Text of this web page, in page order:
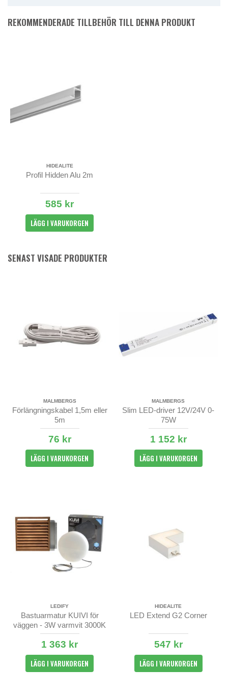
REKOMMENDERADE TILLBEHÖR TILL DENNA PRODUKT
HIDEALITE
Profil Hidden Alu 2m
585 kr
LÄGG I VARUKORGEN
SENAST VISADE PRODUKTER
MALMBERGS
Förlängningskabel 1,5m eller
5m
76 kr
LÄGG I VARUKORGEN
MALMBERGS
Slim LED-driver 12V/24V 0-
75W
1 152 kr
LÄGG I VARUKORGEN
LEDIFY
Bastuarmatur KUIVI för
väggen - 3W varmvit 3000K
IP44 - för infällt montage
1 363 kr
LÄGG I VARUKORGEN
HIDEALITE
LED Extend G2 Corner
547 kr
LÄGG I VARUKORGEN